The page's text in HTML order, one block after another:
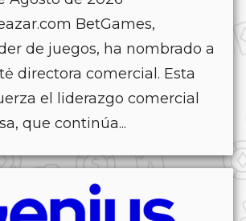
BetGames,
de juegos, ha nombrado a
directora comercial. Esta
el liderazgo comercial
que continúa...